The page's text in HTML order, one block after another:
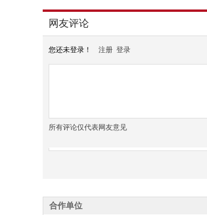
网友评论
您还未登录！ 注册 登录
所有评论仅代表网友意见
合作单位